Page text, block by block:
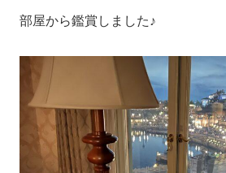
部屋から鑑賞しました♪